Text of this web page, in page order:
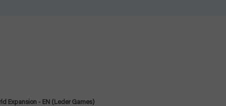
Expansion - EN (Leder Games)